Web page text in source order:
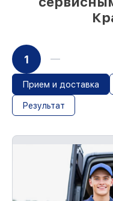
1
Прием и доставка
Результат